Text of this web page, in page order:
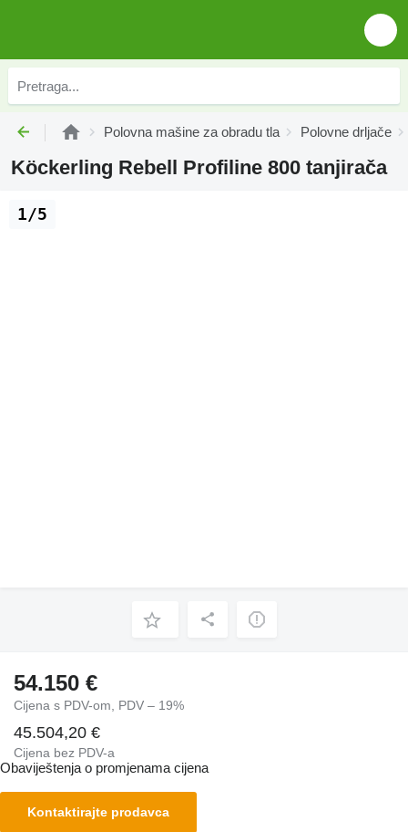
Polovna mašine za obradu tla Polovne drljače
Köckerling Rebell Profiline 800 tanjirača
1/5
54.150 €
Cijena s PDV-om, PDV – 19%
45.504,20 €
Cijena bez PDV-a
Obaviještenja o promjenama cijena
Kontaktirajte prodavca